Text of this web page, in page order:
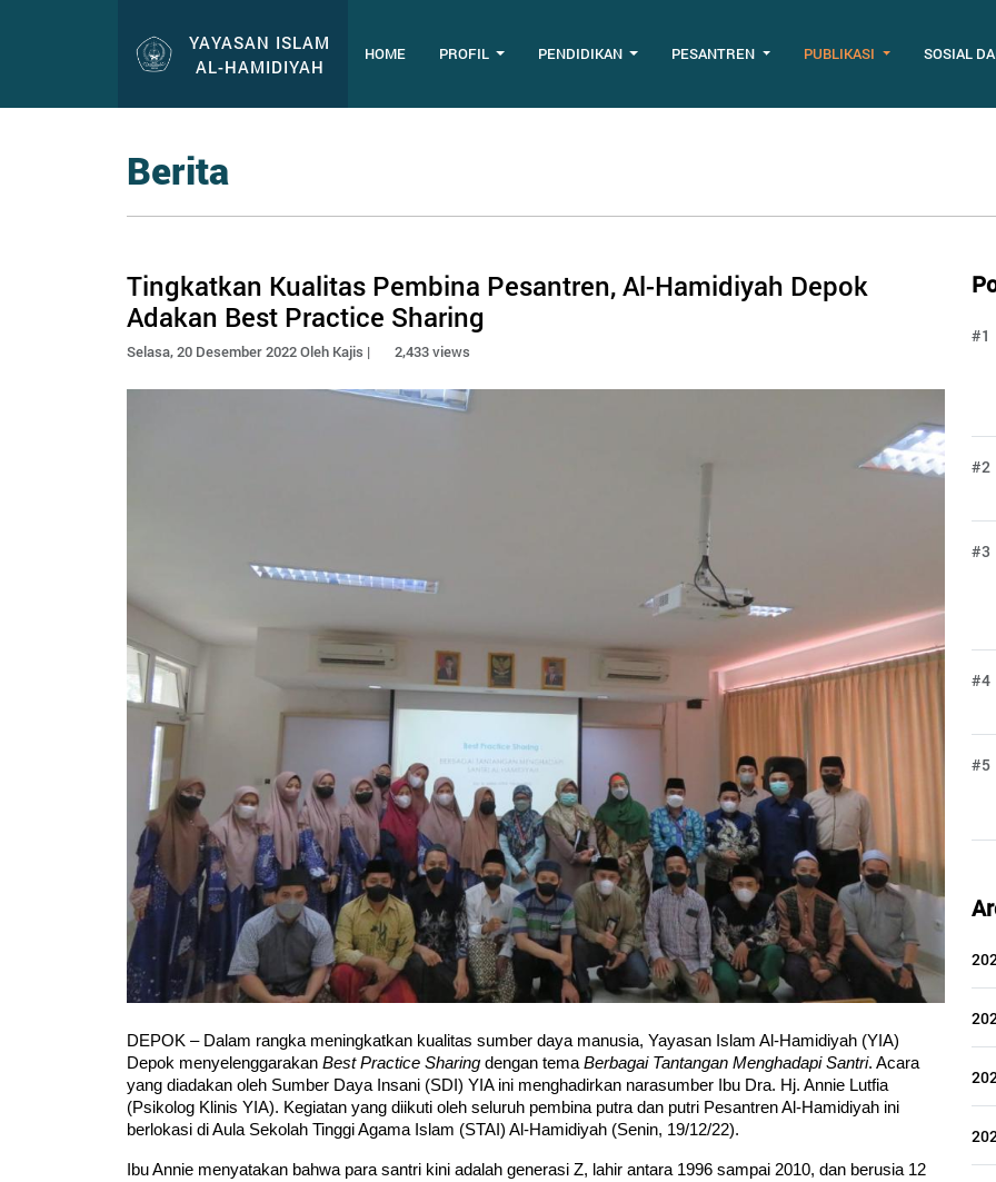
YAYASAN ISLAM
AL-HAMIDIYAH
HOME PROFIL PENDIDIKAN PESANTREN PUBLIKASI SOSIAL
Berita
Tingkatkan Kualitas Pembina Pesantren, Al-Hamidiyah Depok
Adakan Best Practice Sharing
Selasa, 20 Desember 2022 Oleh Kajis | 2,433 views
DEPOK – Dalam rangka meningkatkan kualitas sumber daya manusia, Yayasan Islam Al-Hamidiyah (YIA)
Depok menyelenggarakan Best Practice Sharing dengan tema Berbagai Tantangan Menghadapi Santri. Acara
yang diadakan oleh Sumber Daya Insani (SDI) YIA ini menghadirkan narasumber Ibu Dra. Hj. Annie Lutfia
(Psikolog Klinis YIA). Kegiatan yang diikuti oleh seluruh pembina putra dan putri Pesantren Al-Hamidiyah ini
berlokasi di Aula Sekolah Tinggi Agama Islam (STAI) Al-Hamidiyah (Senin, 19/12/22).
Ibu Annie menyatakan bahwa para santri kini adalah generasi Z, lahir antara 1996 sampai 2010, dan berusia 12
#1
#2
#3
#4
#5